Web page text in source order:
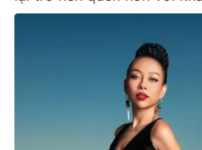
Pháp luật